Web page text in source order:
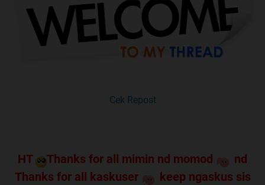
Cek Repost
HT Thanks for all mimin nd momod
nd
Thanks for all kaskuser
keep ngaskus sis